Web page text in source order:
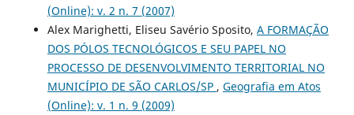
(Online): v. 2 n. 7 (2007)
Alex Marighetti, Eliseu Savério Sposito, A FORMAÇÃO
DOS PÓLOS TECNOLÓGICOS E SEU PAPEL NO
PROCESSO DE DESENVOLVIMENTO TERRITORIAL NO
MUNICÍPIO DE SÃO CARLOS/SP , Geografia em Atos
(Online): v. 1 n. 9 (2009)